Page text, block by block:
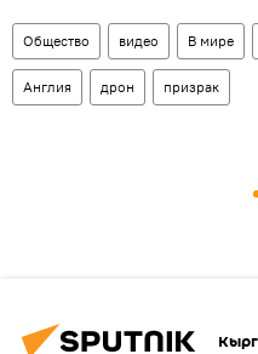
Общество видео В мире
Англия дрон призрак